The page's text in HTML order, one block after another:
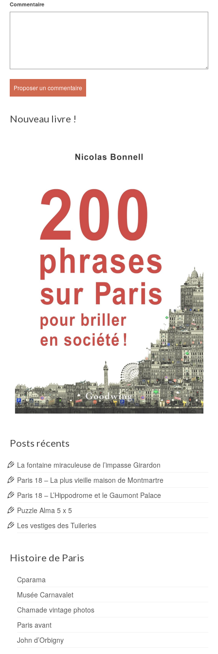
Commentaire
Nouveau livre !
Posts récents
La fontaine miraculeuse de l’impasse Girardon
Paris 18 – La plus vieille maison de Montmartre
Paris 18 – L’Hippodrome et le Gaumont Palace
Puzzle Alma 5 x 5
Les vestiges des Tuileries
Histoire de Paris
Cparama
Musée Carnavalet
Chamade vintage photos
Paris avant
John d’Orbigny